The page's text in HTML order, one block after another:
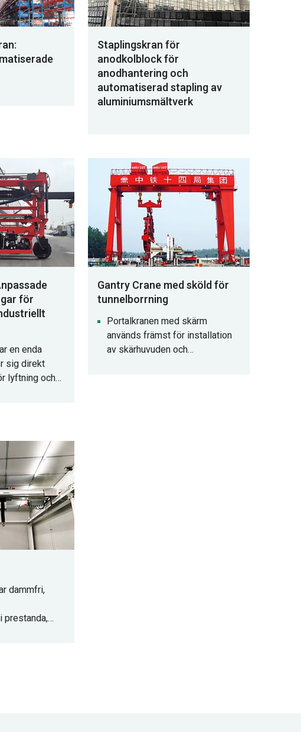
Staplingskran för
anodkolblock för
anodhantering och
automatiserad stapling av
aluminiumsmältverk
för
en enda
sig direkt
lyftning och
Gantry Crane med sköld för
tunnelborrning
Portalkranen med skärm
används främst för installation
av skärhuvuden och
dammfri,
prestanda,